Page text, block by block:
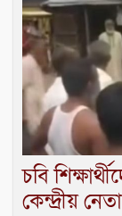
চবি
কেন্দ্রীয়